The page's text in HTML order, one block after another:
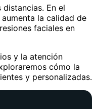
En el
la calidad de
faciales en
y la atención
cómo la
y personalizadas.